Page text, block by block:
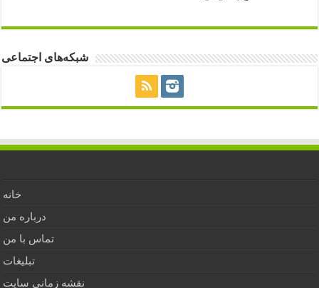
شبکه‌های اجتماعی
خانه
درباره من
تماس با من
تبلیغات
نقشه زمانی سایت